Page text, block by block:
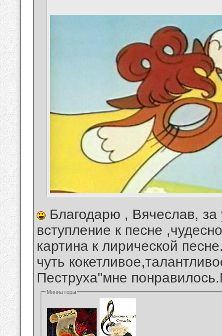
Благодарю , Вячеслав, за
вступление к песне
картина к лирической
чуть
Пеструха"мне
Миниатюры